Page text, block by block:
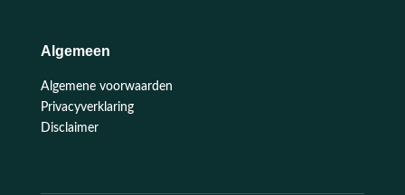
Algemeen
Algemene voorwaarden
Privacyverklaring
Disclaimer